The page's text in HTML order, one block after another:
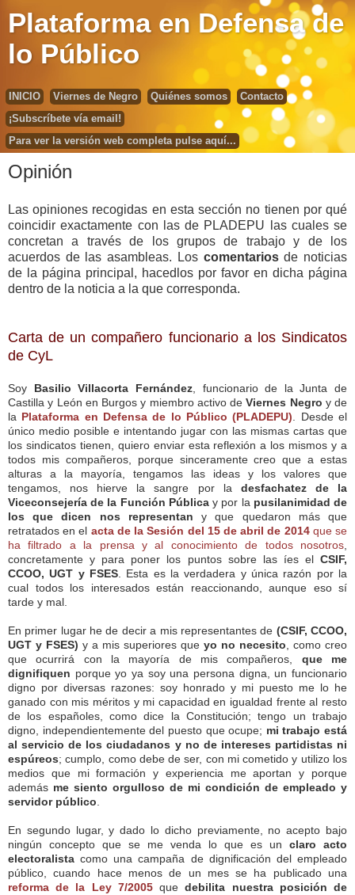
Plataforma en Defensa de
lo Público
INICIO Viernes de Negro Quiénes somos
Contacto
¡Subscríbete vía email!
Para ver la versión web completa pulse aquí...
Opinión
Las opiniones recogidas en esta sección no tienen por qué
coincidir exactamente con las de PLADEPU las cuales se
concretan a través de los grupos de trabajo y de los
acuerdos de las asambleas. Los comentariosde noticias
de la página principal, hacedlos por favor en dicha página
dentro de la noticia a la que corresponda.
Carta de un compañero funcionario a los Sindicatos
de CyL
Soy Basilio Villacorta Fernández, funcionario de la Junta de
Castilla y León en Burgos y miembro activo deViernes Negro y de
la Plataforma en Defensa de lo Público (PLADEPU) . Desde el
único medio posible e intentando jugar con las mismas cartas que
los sindicatos tienen, quiero enviar esta reflexión a los mismos y a
todos mis compañeros, porque sinceramente creo que a estas
alturas a la mayoría, tengamos las ideas y los valores que
tengamos, nos hierve la sangre por la desfachatez de la
Viceconsejería de la Función Públicay por la pusilanimidad de
los que dicen nos representan y que quedaron más que
retratados en el acta de la Sesión del 15 de abril de 2014que se
ha filtrado a la prensa y al conocimiento de todos nosotros
concretamente y para poner los puntos sobre las íes el CSIF,
CCOO, UGT y FSES . Esta es la verdadera y única razón por la
cual todos los interesados están reaccionando, aunque eso sí
tarde y mal.
En primer lugar he de decir a mis representantes de (CSIF, CCOO,
UGT y FSES) y a mis superiores que yo no necesito , como creo
que ocurrirá con la mayoría de mis compañeros, que me
dignifiquen porque yo ya soy una persona digna, un funcionario
digno por diversas razones: soy honrado y mi puesto me lo he
ganado con mis méritos y mi capacidad en igualdad frente al resto
de los españoles, como dice la Constitución; tengo un trabajo
digno, independientemente del puesto que ocupe; mi trabajo está
al servicio de los ciudadanos y no de intereses partidistas ni
espúreos; cumplo, como debe de ser, con mi cometido y utilizo los
medios que mi formación y experiencia me aportan y porque
además me siento orgulloso de mi condición de empleado y
servidor público
En segundo lugar, y dado lo dicho previamente, no acepto bajo
ningún concepto que se me venda lo que es un claro acto
electoralista como una campaña de dignificación del empleado
público, cuando hace menos de un mes se ha publicado una
reforma de la Ley 7/2005quedebilita nuestra posición de